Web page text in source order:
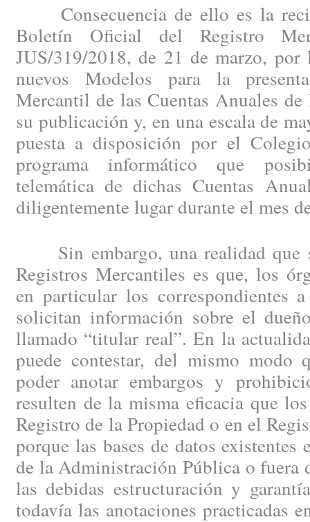
Consecuencia de ello es la
Boletín Oficial del Registro
JUS/319/2018, de 21 de marzo, por
nuevos Modelos para la
Mercantil de las Cuentas Anuales
su publicación y, en una escala de
puesta a disposición por el
programa informático que
telemática de dichas Cuentas
diligentemente lugar durante el mes
Sin embargo, una realidad que
Registros Mercantiles es que, los
en particular los correspondientes
solicitan información sobre el
llamado “titular real”. En la
puede contestar, del mismo modo
poder anotar embargos y
resulten de la misma eficacia que
Registro de la Propiedad o en el
porque las bases de datos
de la Administración Pública o fuera
las debidas estructuración y
todavía las anotaciones practicadas